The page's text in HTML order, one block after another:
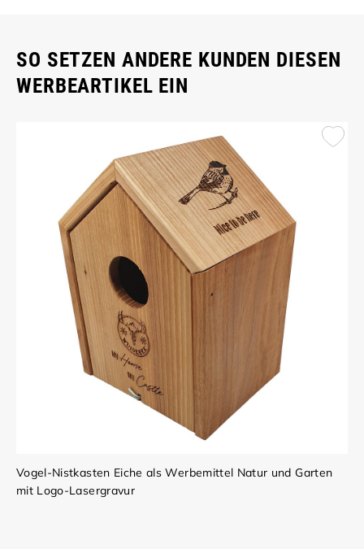
SO SETZEN ANDERE KUNDEN DIESEN
WERBEARTIKEL EIN
Vogel-Nistkasten Eiche als Werbemittel Natur und Garten
mit Logo-Lasergravur